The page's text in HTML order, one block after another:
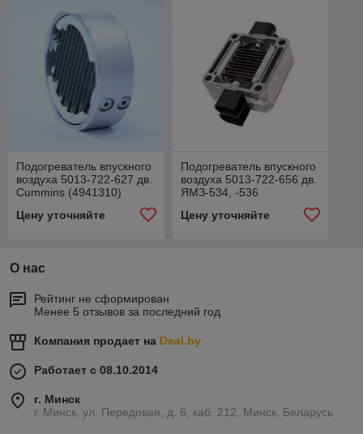
Подогреватель впускного
воздуха 5013-722-627 дв.
Сummins (4941310)
Цену уточняйте
Подогреватель впускного
воздуха 5013-722-656 дв.
ЯМЗ-534, -536
Цену уточняйте
О нас
Рейтинг не сформирован
Менее 5 отзывов за последний год
Компания продает на Deal.by
Работает с 08.10.2014
г. Минск
г. Минск, ул. Передовая, д. 6, каб. 212, Минск, Беларусь